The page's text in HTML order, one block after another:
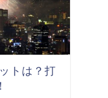
トは？打